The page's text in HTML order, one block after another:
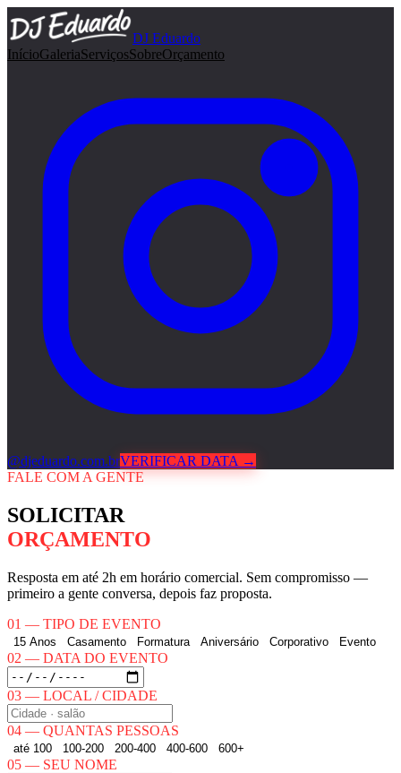
DJ Eduardo
InícioGaleriaServiçosSobreOrçamento
@djeduardo.com.brVERIFICAR DATA →
FALE COM A GENTE
SOLICITAR
ORÇAMENTO
Resposta em até 2h em horário comercial. Sem compromisso —
primeiro a gente conversa, depois faz proposta.
01 — TIPO DE EVENTO
15 Anos Casamento Formatura Aniversário Corporativo Evento
02 — DATA DO EVENTO
03 — LOCAL / CIDADE
04 — QUANTAS PESSOAS
até 100 100-200 200-400 400-600 600+
05 — SEU NOME